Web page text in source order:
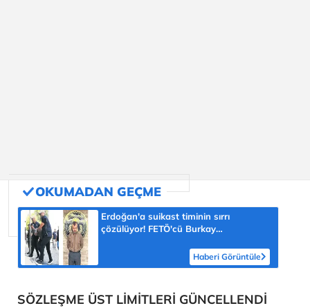
Erdoğan'a suikast timinin sırrı
çözülüyor! FETÖ'cü Burkay
Haberi Görüntüle
SÖZLEŞME ÜST LİMİTLERİ GÜNCELLENDİ